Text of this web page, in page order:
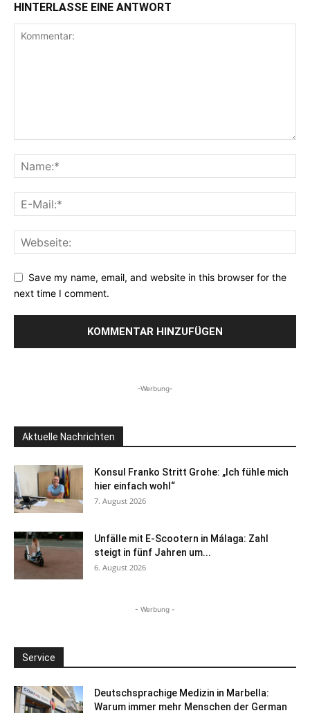
HINTERLASSE EINE ANTWORT
Save my name, email, and website in this browser for the
next time I comment.
-Werbung-
Aktuelle Nachrichten
Konsul Franko Stritt Grohe: „Ich fühle mich
hier einfach wohl“
7. August 2026
Unfälle mit E-Scootern in Málaga: Zahl
steigt in fünf Jahren um...
6. August 2026
- Werbung -
Service
Deutschsprachige Medizin in Marbella:
Warum immer mehr Menschen der German